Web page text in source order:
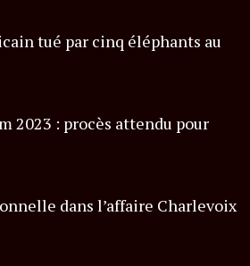
tué par cinq éléphants au
2023 : procès attendu pour
dans l’affaire Charlevoix